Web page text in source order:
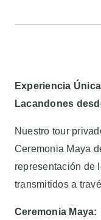
Experiencia
Lacandones
Nuestro tour
Ceremonia Maya
representación de
transmitidos a
Ceremonia Maya: